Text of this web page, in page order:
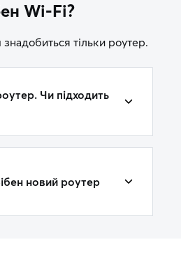
Wi-Fi?
тільки роутер.
Чи підходить
новий роутер